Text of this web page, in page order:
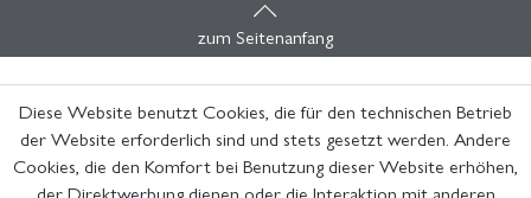
zum Seitenanfang
Diese Website benutzt Cookies, die für den technischen Betrieb
der Website erforderlich sind und stets gesetzt werden. Andere
Cookies, die den Komfort bei Benutzung dieser Website erhöhen,